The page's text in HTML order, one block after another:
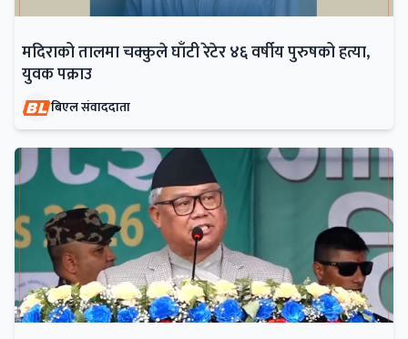
मदिराको तालमा चक्कुले घाँटी रेटेर ४६ वर्षीय पुरुषको हत्या,
युवक पक्राउ
बिएल संवाददाता